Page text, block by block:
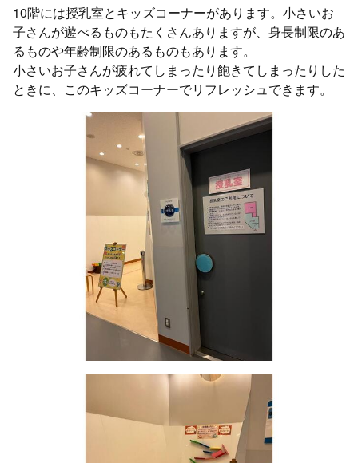
10階には授乳室とキッズコーナーがあります。小さいお
子さんが遊べるものもたくさんありますが、身長制限のあ
るものや年齢制限のあるものもあります。
小さいお子さんが疲れてしまったり飽きてしまったりした
ときに、このキッズコーナーでリフレッシュできます。